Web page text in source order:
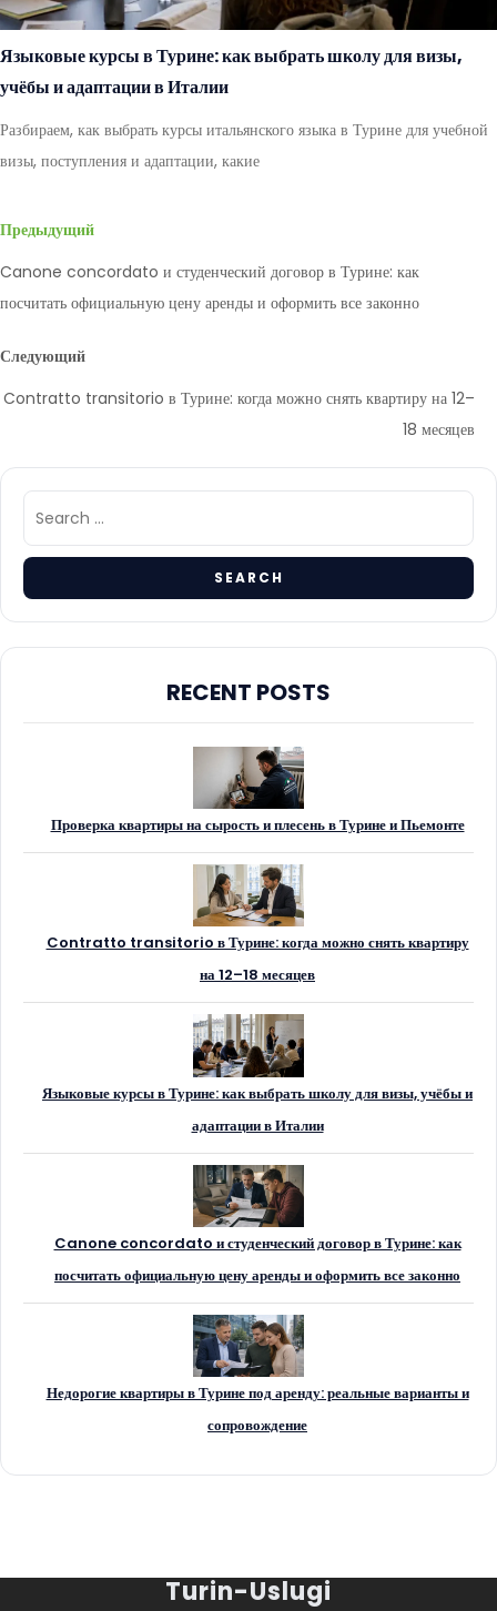
Языковые курсы в Турине: как выбрать школу для визы,
учёбы и адаптации в Италии
Разбираем, как выбрать курсы итальянского языка в Турине для учебной
визы, поступления и адаптации, какие
Предыдущий
Canone concordato и студенческий договор в Турине: как
посчитать официальную цену аренды и оформить все законно
Следующий
Contratto transitorio в Турине: когда можно снять квартиру на 12–
18 месяцев
RECENT POSTS
Проверка квартиры на сырость и плесень в Турине и Пьемонте
Contratto transitorio в Турине: когда можно снять квартиру
на 12–18 месяцев
Языковые курсы в Турине: как выбрать школу для визы, учёбы и
адаптации в Италии
Canone concordato и студенческий договор в Турине: как
посчитать официальную цену аренды и оформить все законно
Недорогие квартиры в Турине под аренду: реальные варианты и
сопровождение
Turin-Uslugi